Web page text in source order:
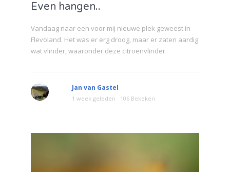
Even hangen..
Vandaag naar een voor mij nieuwe plek geweest in
Flevoland. Het was er erg droog, maar er zaten aardig
wat vlinder, waaronder deze citroenvlinder.
Jan van Gastel
1 week geleden 106 Bekeken